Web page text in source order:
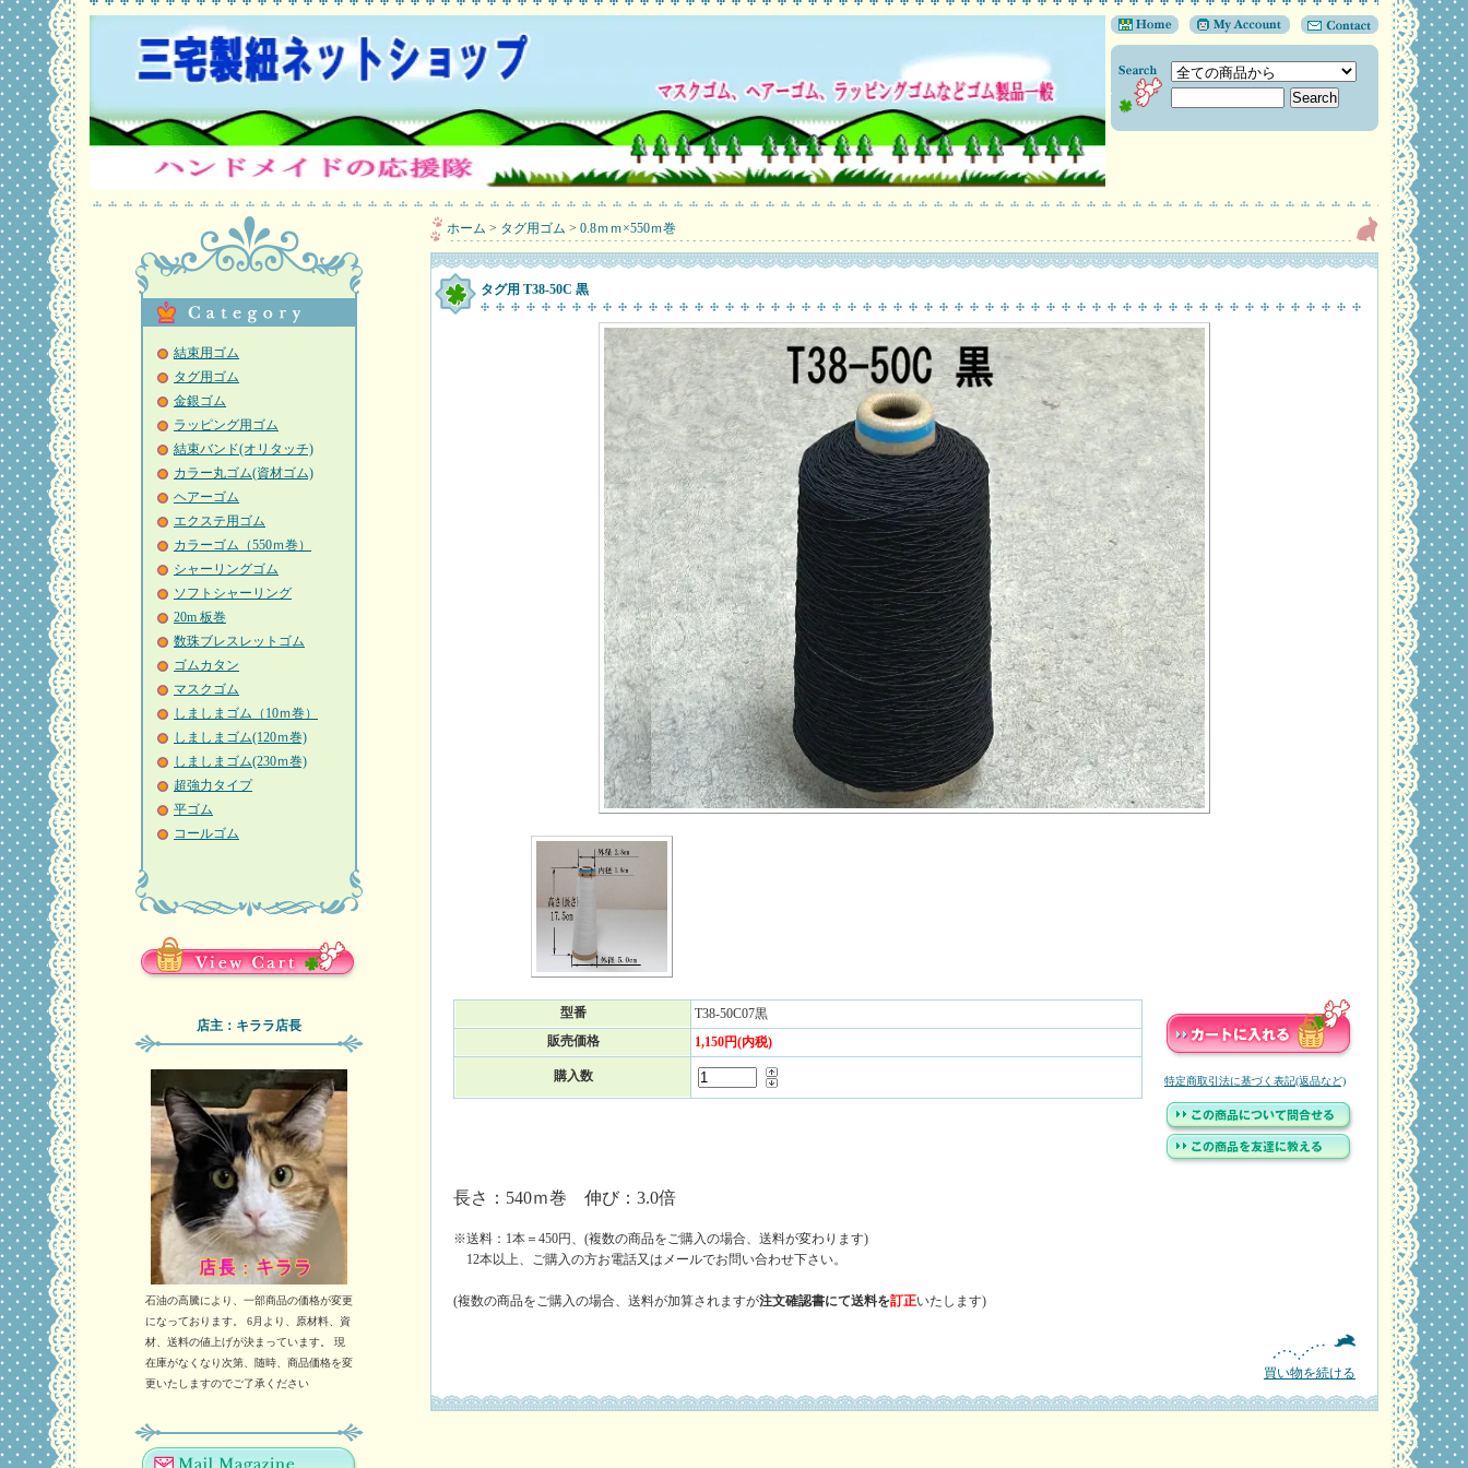
結束用ゴム
タグ用ゴム
金銀ゴム
ラッピング用ゴム
結束バンド(オリタッチ)
カラー丸ゴム(資材ゴム)
ヘアーゴム
エクステ用ゴム
カラーゴム（550ｍ巻）
シャーリングゴム
ソフトシャーリング
20m 板巻
数珠ブレスレットゴム
ゴムカタン
マスクゴム
しましまゴム（10ｍ巻）
しましまゴム(120ｍ巻)
しましまゴム(230ｍ巻)
超強力タイプ
平ゴム
コールゴム
店主：キララ店長
石油の高騰により、一部商品の価格が変更
になっております。 6月より、原材料、資
材、送料の値上げが決まっています。 現
在庫がなくなり次第、随時、商品価格を変
更いたしますのでご了承ください
ホーム > タグ用ゴム > 0.8ｍｍ×550ｍ巻
タグ用 T38-50C 黒
型番
T38-50C07黒
販売価格
1,150円(内税)
購入数 特定商取引法に基づく表記(返品など)
長さ：540ｍ巻 伸び：3.0倍
※送料：1本＝450円、(複数の商品をご購入の場合、送料が変わります)
12本以上、ご購入の方お電話又はメールでお問い合わせ下さい。
(複数の商品をご購入の場合、送料が加算されますが注文確認書にて送料を訂正いたします)
買い物を続ける